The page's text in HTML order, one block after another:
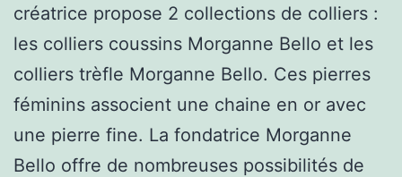
créatrice propose 2 collections de colliers :
les colliers coussins Morganne Bello et les
colliers trèfle Morganne Bello. Ces pierres
féminins associent une chaine en or avec
une pierre fine. La fondatrice Morganne
Bello offre de nombreuses possibilités de